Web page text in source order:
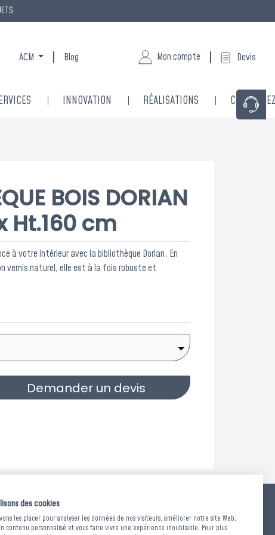
ACM Blog Mon compte Devis
INNOVATION RÉALISATIONS
BOIS DORIAN
Ht.160 cm
à votre intérieur avec la bibliothèque Dorian. En
vernis naturel, elle est à la fois robuste et
Demander un devis
des cookies
les placer pour analyser les données de nos visiteurs, améliorer notre site Web,
contenu personnalisé et vous faire vivre une expérience inoubliable. Pour plus